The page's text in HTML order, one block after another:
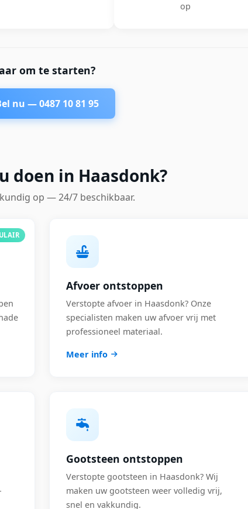
op
om te starten?
nu —0487 10 81 95
doen in Haasdonk?
op — 24/7 beschikbaar.
Afvoer ontstoppen
Verstopte afvoer in Haasdonk? Onze
specialisten maken uw afvoer vrij met
professioneel materiaal.
Meer info
Gootsteen ontstoppen
Verstopte gootsteen in Haasdonk? Wij
maken uw gootsteen weer volledig vrij,
snel en vakkundig.